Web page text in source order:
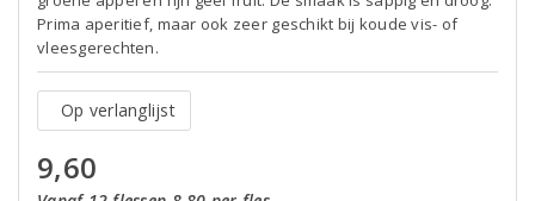
Prima aperitief, maar ook zeer geschikt bij koude vis- of
vleesgerechten.
Op verlanglijst
9,60